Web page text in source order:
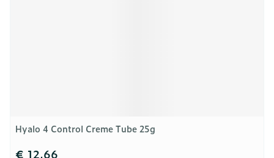
Hyalo 4 Control Creme Tube 25g
€ 12,66